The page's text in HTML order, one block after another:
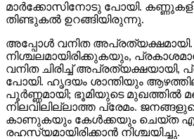
മാർക്കോസിനോടു പോയി.
തിണ്ടുകൽ ഉറങ്ങിയിരുന്നു.
അപ്പോൾ വനിത
നിശ്ചലമായിരിക്കുകയും,
വനിത ചിരിച്ച് അപ്രത്യക്ഷയായി,
പോയി. ഹൃദയം ശാന്തിയും
പൂർണ്ണമായി; ഭൂമിയുടെ മുഖത്തിൽ
നിലവിലില്ലാത്ത പ്രേമം.
കാണുകയും കേൾക്കയും ചെയ്ത
രഹസ്യമായിരിക്കാൻ നിശ്ചയിച്ചു.